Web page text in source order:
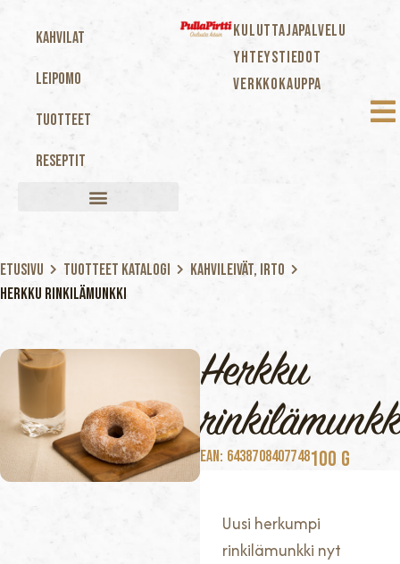
Kahvilat
Leipomo
Tuotteet
Reseptit
KULUTTAJAPALVELU
YHTEYSTIEDOT
VERKKOKAUPPA
Etusivu Tuotteet katalogi
Kahvileivät, Irto
Herkku rinkilämunkki
Herkku
EAN: 6438708407748100 G
Uusi herkumpi
rinkilämunkki nyt